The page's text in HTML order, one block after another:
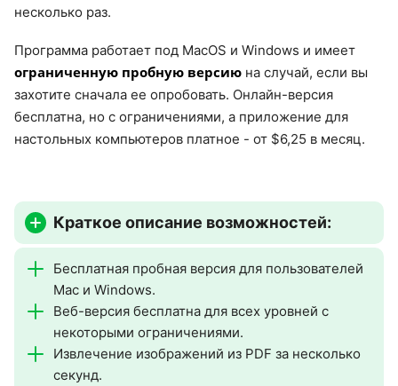
несколько раз.
Программа работает под MacOS и Windows и имеет
ограниченную пробную версию на случай, если вы
захотите сначала ее опробовать. Онлайн-версия
бесплатна, но с ограничениями, а приложение для
настольных компьютеров платное - от $6,25 в месяц.
Краткое описание возможностей:
Бесплатная пробная версия для пользователей
Mac и Windows.
Веб-версия бесплатна для всех уровней с
некоторыми ограничениями.
Извлечение изображений из PDF за несколько
секунд.